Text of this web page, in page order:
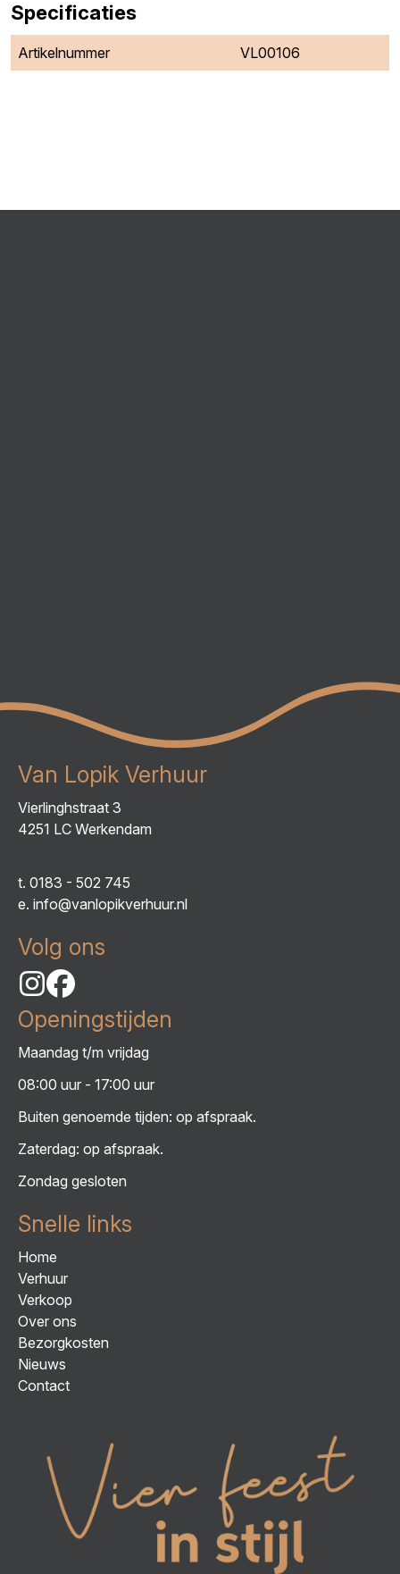
Specificaties
Artikelnummer VL00106
Van Lopik Verhuur
Vierlinghstraat 3
4251 LC Werkendam
t. 0183 - 502 745
e. info@vanlopikverhuur.nl
Volg ons
Openingstijden
Maandag t/m vrijdag
08:00 uur - 17:00 uur
Buiten genoemde tijden: op afspraak.
Zaterdag: op afspraak.
Zondag gesloten
Snelle links
Home
Verhuur
Verkoop
Over ons
Bezorgkosten
Nieuws
Contact